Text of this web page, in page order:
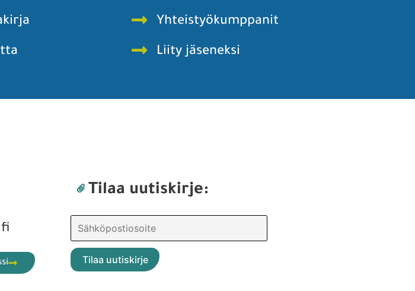
Yhteistyökumppanit
Liity jäseneksi
Tilaa uutiskirje: